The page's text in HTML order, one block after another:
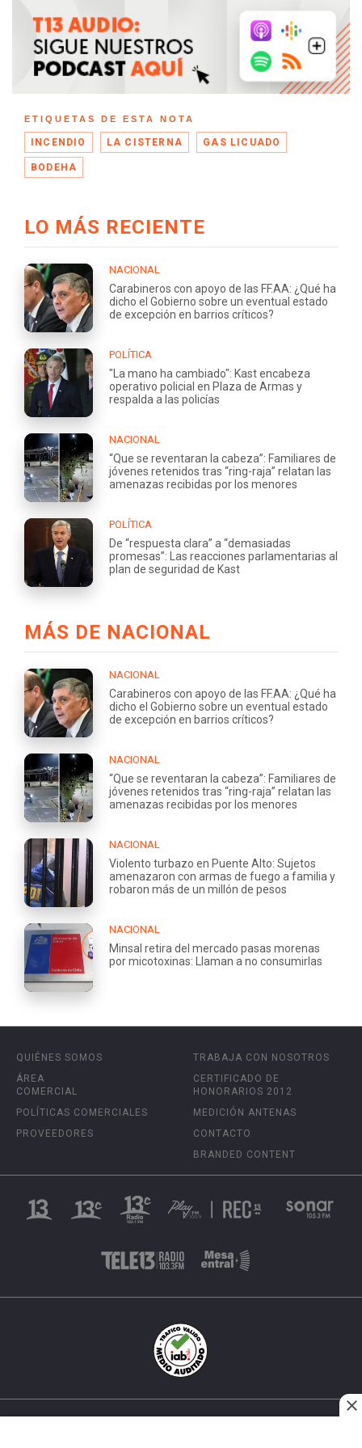
ETIQUETAS DE ESTA NOTA
INCENDIO LA CISTERNA GAS LICUADO
BODEHA
LO MÁS RECIENTE
NACIONAL
Carabineros con apoyo de las FF.AA: ¿Qué ha
dicho el Gobierno sobre un eventual estado
de excepción en barrios críticos?
POLÍTICA
"La mano ha cambiado": Kast encabeza
operativo policial en Plaza de Armas y
respalda a las policías
NACIONAL
“Que se reventaran la cabeza”: Familiares de
jóvenes retenidos tras “ring-raja” relatan las
amenazas recibidas por los menores
POLÍTICA
De “respuesta clara” a “demasiadas
promesas”: Las reacciones parlamentarias al
plan de seguridad de Kast
MÁS DE NACIONAL
NACIONAL
Carabineros con apoyo de las FF.AA: ¿Qué ha
dicho el Gobierno sobre un eventual estado
de excepción en barrios críticos?
NACIONAL
“Que se reventaran la cabeza”: Familiares de
jóvenes retenidos tras “ring-raja” relatan las
amenazas recibidas por los menores
NACIONAL
Violento turbazo en Puente Alto: Sujetos
amenazaron con armas de fuego a familia y
robaron más de un millón de pesos
NACIONAL
Minsal retira del mercado pasas morenas
por micotoxinas: Llaman a no consumirlas
QUIÉNES SOMOS
ÁREA
COMERCIAL
POLÍTICAS COMERCIALES
PROVEEDORES
TRABAJA CON NOSOTROS
CERTIFICADO DE
HONORARIOS 2012
MEDICIÓN ANTENAS
CONTACTO
BRANDED CONTENT